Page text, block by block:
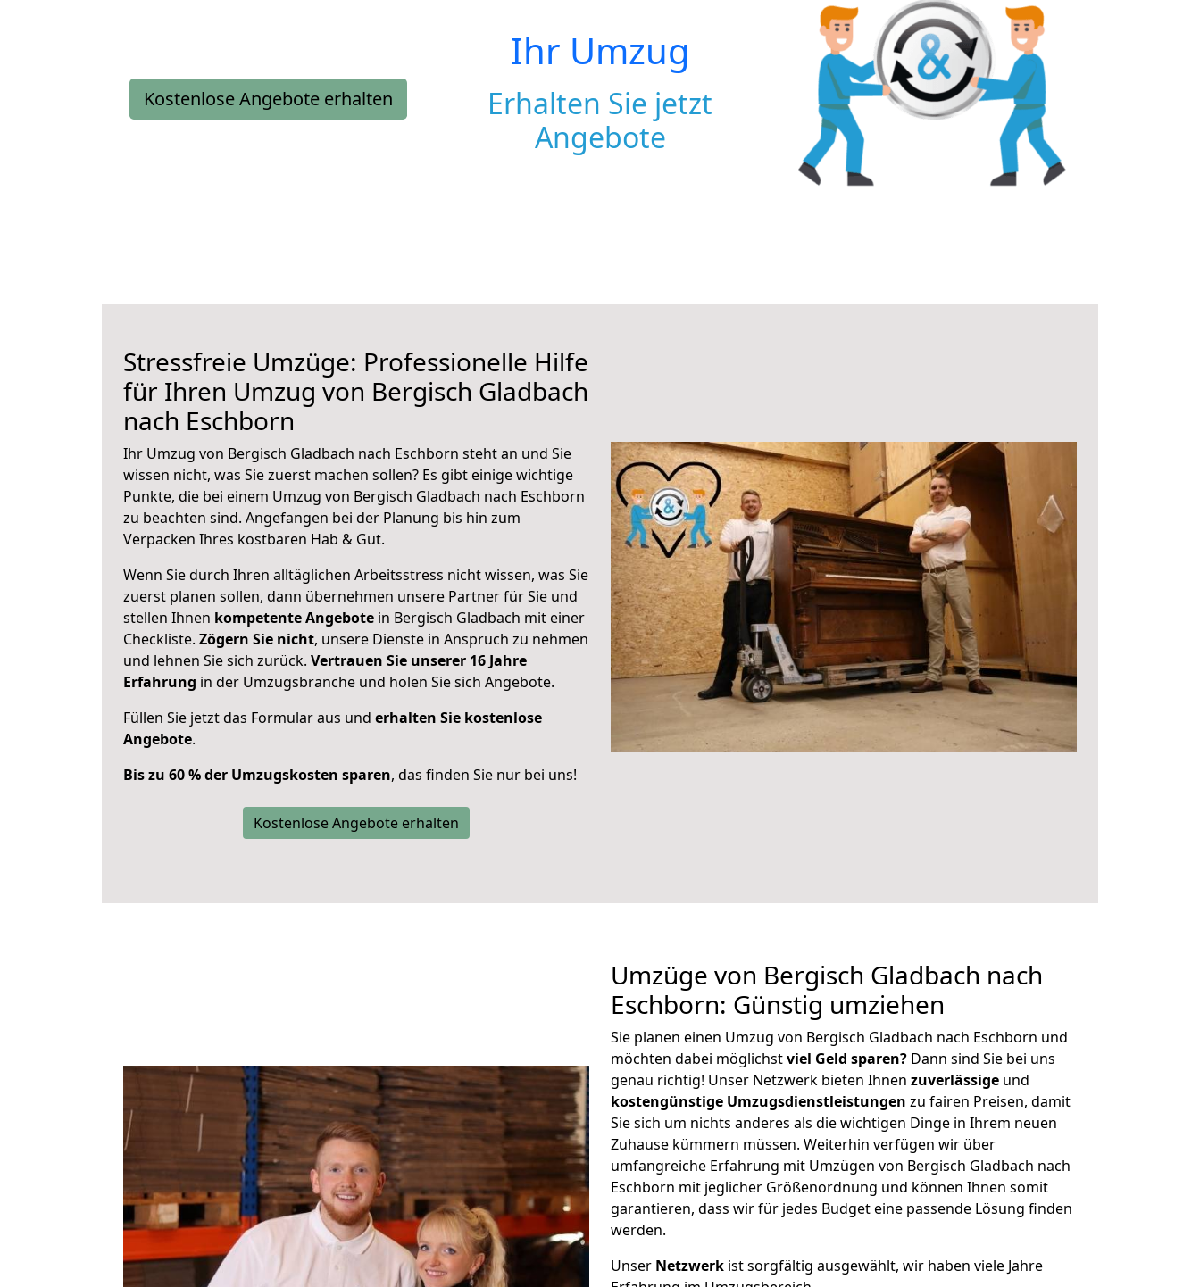
Kostenlose Angebote erhalten
Ihr Umzug
Erhalten Sie jetzt
Angebote
Stressfreie Umzüge: Professionelle Hilfe
für Ihren Umzug von Bergisch Gladbach
nach Eschborn
Ihr Umzug von Bergisch Gladbach nach Eschborn steht an und Sie
wissen nicht, was Sie zuerst machen sollen? Es gibt einige wichtige
Punkte, die bei einem Umzug von Bergisch Gladbach nach Eschborn
zu beachten sind. Angefangen bei der Planung bis hin zum
Verpacken Ihres kostbaren Hab & Gut.
Wenn Sie durch Ihren alltäglichen Arbeitsstress nicht wissen, was Sie
zuerst planen sollen, dann übernehmen unsere Partner für Sie und
stellen Ihnen kompetente Angebote in Bergisch Gladbach mit einer
Checkliste. Zögern Sie nicht, unsere Dienste in Anspruch zu nehmen
und lehnen Sie sich zurück. Vertrauen Sie unserer 16 Jahre
Erfahrung in der Umzugsbranche und holen Sie sich Angebote.
Füllen Sie jetzt das Formular aus und erhalten Sie kostenlose
Angebote.
Bis zu 60 % der Umzugskosten sparen, das finden Sie nur bei uns!
Kostenlose Angebote erhalten
Umzüge von Bergisch Gladbach nach
Eschborn: Günstig umziehen
Sie planen einen Umzug von Bergisch Gladbach nach Eschborn und
möchten dabei möglichstviel Geld sparen? Dann sind Sie bei uns
genau richtig! Unser Netzwerk bieten Ihnen zuverlässige und
kostengünstige Umzugsdienstleistungen zu fairen Preisen, damit
Sie sich um nichts anderes als die wichtigen Dinge in Ihrem neuen
Zuhause kümmern müssen. Weiterhin verfügen wir über
umfangreiche Erfahrung mit Umzügen von Bergisch Gladbach nach
Eschborn mit jeglicher Größenordnung und können Ihnen somit
garantieren, dass wir für jedes Budget eine passende Lösung finden
werden.
Unser Netzwerk ist sorgfältig ausgewählt, wir haben viele Jahre